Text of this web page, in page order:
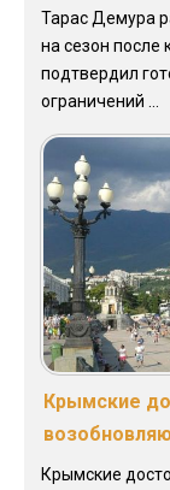
Тарас Демура
на сезон после
подтвердил
ограничений ...
Крымские
Крымские